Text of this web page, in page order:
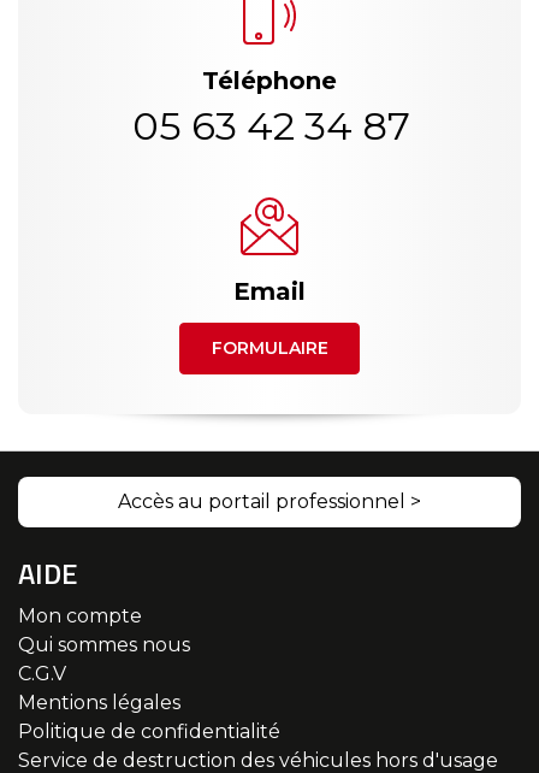
Téléphone
05 63 42 34 87
Email
FORMULAIRE
Accès au portail professionnel >
AIDE
Mon compte
Qui sommes nous
C.G.V
Mentions légales
Politique de confidentialité
Service de destruction des véhicules hors d'usage